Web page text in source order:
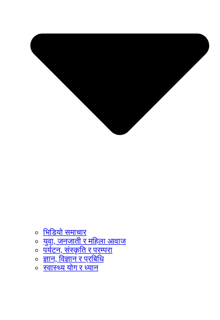
भिडियो समाचार
युवा, जनजाती र महिला आवाज
पर्यटन, संस्कृति र परम्परा
ज्ञान, विज्ञान र प्रबिधि
स्वास्थ्य योग र ध्यान